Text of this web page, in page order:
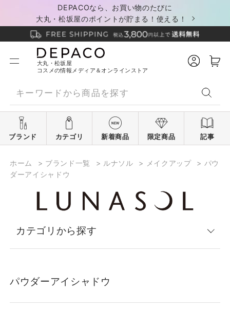
DEPACOなら、お買い物のたびに
大丸・松坂屋のポイントが貯まる！使える！
大丸・松坂屋
コスメの情報メディア＆オンラインストア
ブランド カテゴリ 新着商品 限定商品 記事
ホーム > ブランド一覧 > ルナソル > メイクアップ > パウ
ダーアイシャドウ
カテゴリから探す
パウダーアイシャドウ